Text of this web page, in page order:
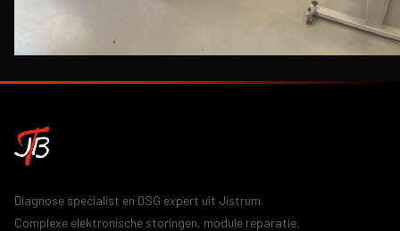
BEL DIRECT
Diagnose specialist en DSG expert uit Jistrum.
Complexe elektronische storingen, module reparatie,